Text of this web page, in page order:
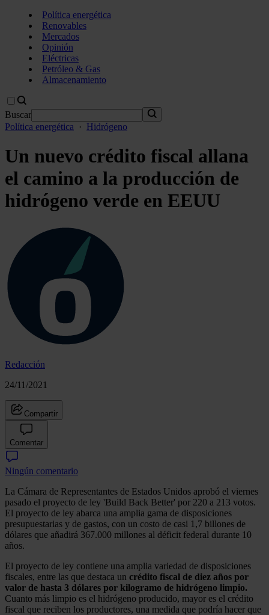
Política energética
Renovables
Mercados
Opinión
Eléctricas
Petróleo & Gas
Almacenamiento
Buscar
Política energética
· Hidrógeno
Un nuevo crédito fiscal allana
el camino a la producción de
hidrógeno verde en EEUU
Redacción
24/11/2021
Compartir
Comentar
Ningún comentario
La Cámara de Representantes de Estados Unidos aprobó el viernes
pasado el proyecto de ley 'Build Back Better' por 220 a 213 votos.
El proyecto de ley abarca una amplia gama de disposiciones
presupuestarias y de gastos, con un costo de casi 1,7 billones de
dólares que añadirá 367.000 millones al déficit federal durante 10
años.
El proyecto de ley contiene una amplia variedad de disposiciones
fiscales, entre las que destaca un crédito fiscal de diez años por
valor de hasta 3 dólares por kilogramo de hidrógeno limpio.
Cuanto más limpio es el hidrógeno producido, mayor es el crédito
fiscal que reciben los productores, una medida que podría hacer que